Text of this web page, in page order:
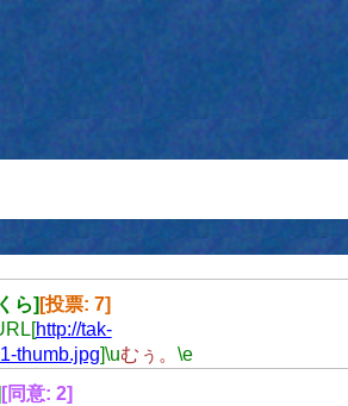
ら] [投票: 7]
http://tak-
thumb.jpg]\uむぅ。 \e
[同意: 2]